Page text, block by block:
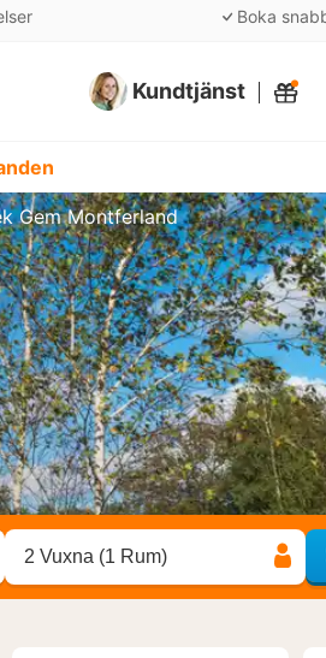
Boka
Kundtjänst
Gem Montferland
2 Vuxna (1 Rum)